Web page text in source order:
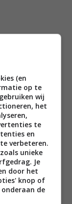
(en
op te
wij
het
te
en
verbeteren.
unieke
Je
door het
knop of
de